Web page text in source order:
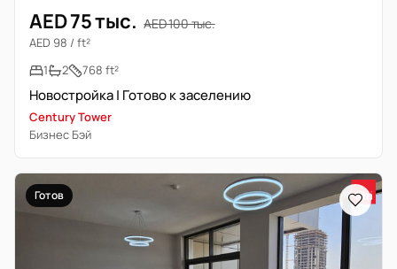
AED 75 тыс. AED 100 тыс.
AED 98 / ft²
1
2 768 ft²
Новостройка | Готово к заселению
Century Tower
Бизнес Бэй
Готов